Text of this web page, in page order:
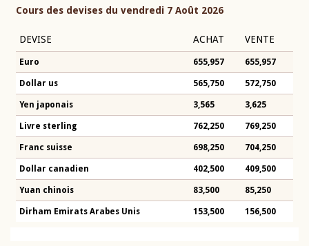
Cours des devises du vendredi 7 Août 2026
DEVISE ACHAT VENTE
Euro 655,957 655,957
Dollar us 565,750 572,750
Yen japonais 3,565 3,625
Livre sterling 762,250 769,250
Franc suisse 698,250 704,250
Dollar canadien 402,500 409,500
Yuan chinois 83,500 85,250
Dirham Emirats Arabes Unis 153,500 156,500